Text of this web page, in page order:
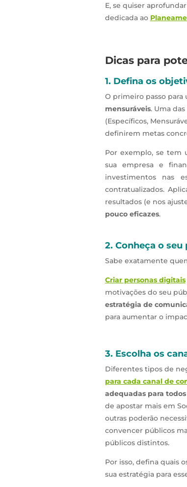
E, se quiser
dedicada ao
Dicas para
1. Defina os
O primeiro passo
mensuráveis. Uma
(Específicos,
definirem metas
Por exemplo, se tem
sua empresa e
investimentos nas
contratualizados.
resultados (e nos
pouco eficazes.
2. Conheça o
Sabe exatamente
Criar personas digitais
motivações do seu
estratégia de
para aumentar o
3. Escolha os
Diferentes tipos de
para cada canal de
adequadas para
de apostar mais em
outras poderão
convencer públicos
públicos distintos.
Por isso, defina quais
sua estratégia para